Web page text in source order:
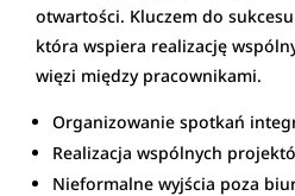
otwartości. Kluczem do
która wspiera realizację
więzi między pracownikami.
Organizowanie spotkań
Realizacja wspólnych
Nieformalne wyjścia poza